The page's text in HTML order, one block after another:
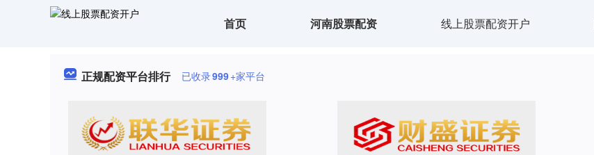
首页 河南股票配资 线上股票配资开户
正规配资平台排行 已收录999+家平台